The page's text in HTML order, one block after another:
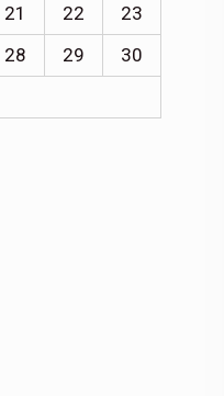
21 22
23
28 29
30